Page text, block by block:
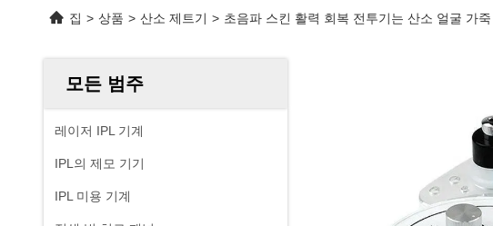
집 > 상품 > 산소 제트기 > 초음파 스킨 활력 회복 전투기는 산소 얼굴 가
모든 범주
레이저 IPL 기계
IPL의 제모 기기
IPL 미용 기계